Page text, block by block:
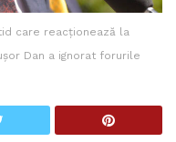
care reacționează la
Dan a ignorat forurile